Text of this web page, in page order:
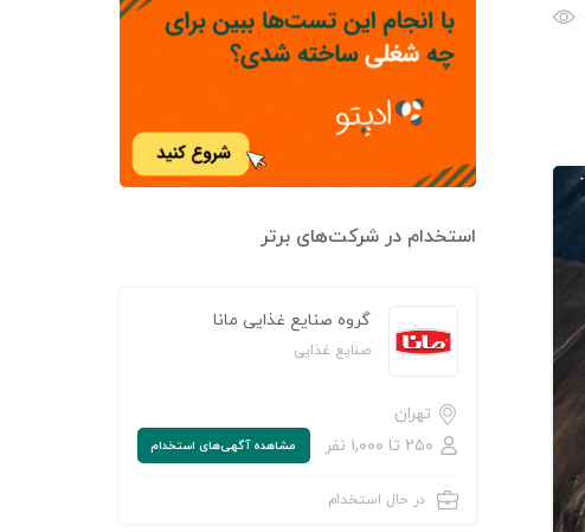
استخدام در شرکت‌های برتر
گروه صنایع غذایی مانا
صنایع غذایی
تهران
۲۵۰ تا ۱,۰۰۰ نفر
مشاهده‌ آگهی‌های استخدام
در حال استخدام